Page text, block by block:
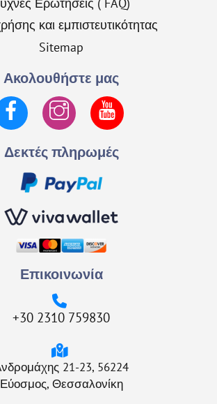
και εμπιστευτικότητας
Sitemap
Ακολουθήστε μας
Facebook Instagram
Δεκτές πληρωμές
Επικοινωνία
+30 2310 759830
21-23, 56224
Εύοσμος, Θεσσαλονίκη